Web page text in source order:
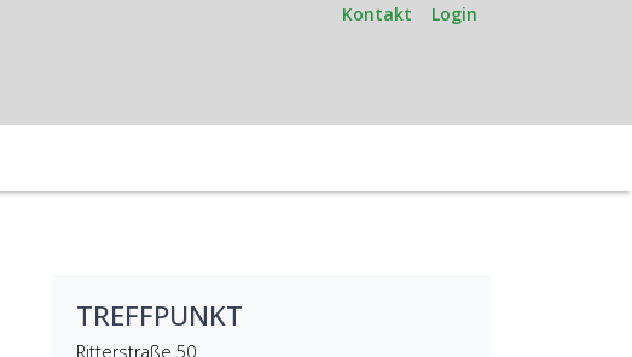
Kontakt Login
TREFFPUNKT
Ritterstraße 50